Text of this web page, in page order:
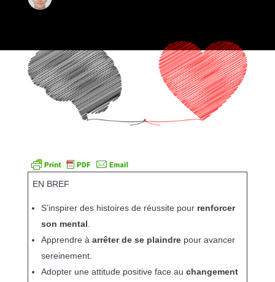
EN BREF
S’inspirer des histoires de réussite pour renforcer
son mental.
Apprendre à arrêter de se plaindrepour avancer
sereinement.
Adopter une attitude positive face au changement